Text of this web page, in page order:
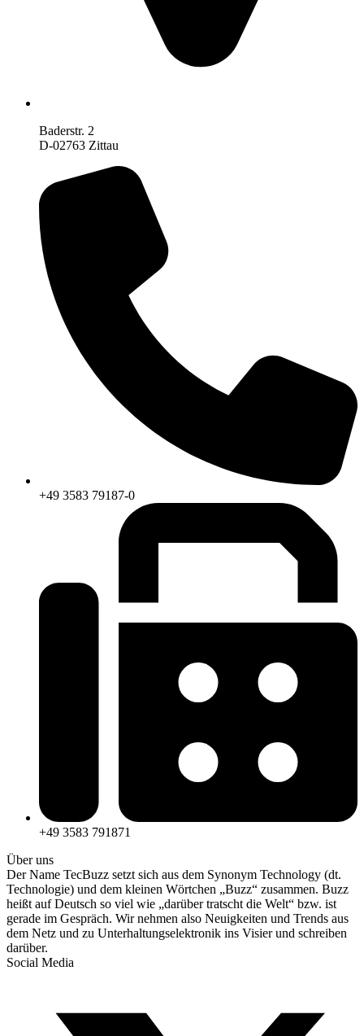
Baderstr. 2
D-02763 Zittau
+49 3583 79187-0
+49 3583 791871
Über uns
Der Name TecBuzz setzt sich aus dem Synonym Technology (dt.
Technologie) und dem kleinen Wörtchen „Buzz“ zusammen. Buzz
heißt auf Deutsch so viel wie „darüber tratscht die Welt“ bzw. ist
gerade im Gespräch. Wir nehmen also Neuigkeiten und Trends aus
dem Netz und zu Unterhaltungselektronik ins Visier und schreiben
darüber.
Social Media